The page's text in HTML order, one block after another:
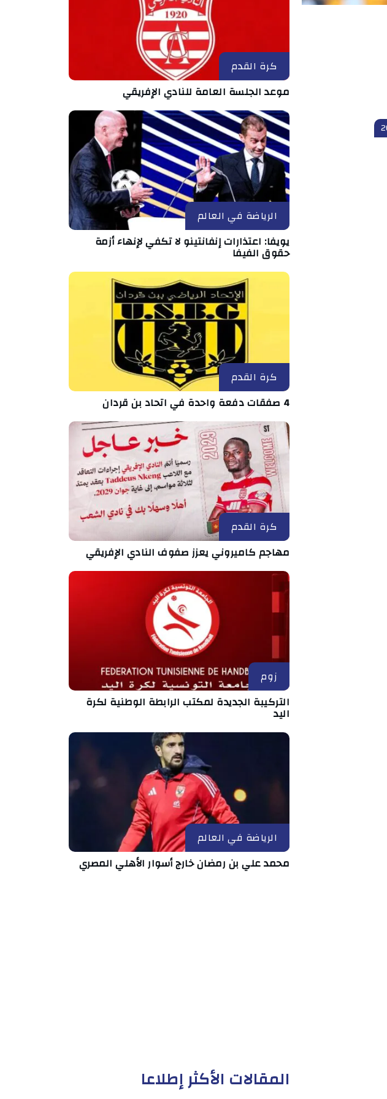
كرة القدم
موعد الجلسة العامة للنادي الإفريقي
الرياضة في العالم
يويفا: اعتذارات إنفانتينو لا تكفي لإنهاء أزمة
حقوق الفيفا
كرة القدم
4 صفقات دفعة واحدة في اتحاد بن قردان
كرة القدم
مهاجم كاميروني يعزز صفوف النادي الإفريقي
زوم
التركيبة الجديدة لمكتب الرابطة الوطنية لكرة
اليد
الرياضة في العالم
محمد علي بن رمضان خارج أسوار الأهلي المصري
المقالات الأكثر إطلاعا